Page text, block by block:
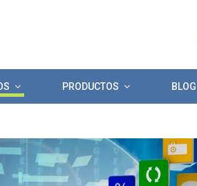
PRODUCTOS BLOG